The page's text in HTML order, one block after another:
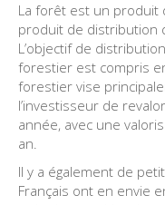
La forêt est un produit
produit de distribution
L’objectif de
forestier est compris
forestier vise
l’investisseur de
année, avec une
an.
Il y a également de
Français ont en envie